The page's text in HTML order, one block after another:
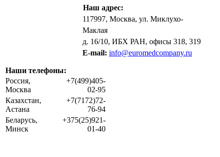
Наш адрес:
117997, Москва, ул. Миклухо-
Маклая
д. 16/10, ИБХ РАН, офисы 318, 319
E-mail: info@euromedcompany.ru
Наши телефоны:
Россия,
Москва
+7(499)405-
02-95
Казахстан,
Астана
+7(7172)72-
76-94
Беларусь,
Минск
+375(25)921-
01-40